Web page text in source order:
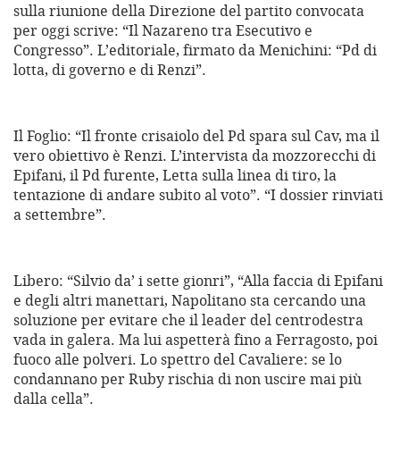
sulla riunione della Direzione del partito convocata
per oggi scrive: “Il Nazareno tra Esecutivo e
Congresso”. L’editoriale, firmato da Menichini: “Pd di
lotta, di governo e di Renzi”.
Il Foglio: “Il fronte crisaiolo del Pd spara sul Cav, ma il
vero obiettivo è Renzi. L’intervista da mozzorecchi di
Epifani, il Pd furente, Letta sulla linea di tiro, la
tentazione di andare subito al voto”. “I dossier rinviati
a settembre”.
Libero: “Silvio da’ i sette gionri”, “Alla faccia di Epifani
e degli altri manettari, Napolitano sta cercando una
soluzione per evitare che il leader del centrodestra
vada in galera. Ma lui aspetterà fino a Ferragosto, poi
fuoco alle polveri. Lo spettro del Cavaliere: se lo
condannano per Ruby rischia di non uscire mai più
dalla cella”.